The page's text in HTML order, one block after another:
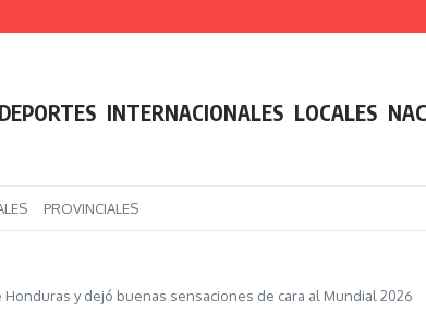
agravios de Milei a Lula y la relación bilateral entra en su peor
DEPORTES INTERNACIONALES LOCALES
PROVINCIALES
y dejó buenas sensaciones de cara al Mundial 2026